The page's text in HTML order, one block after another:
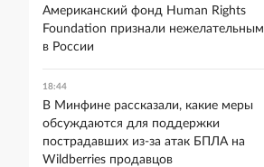
Американский фонд Human Rights
Foundation признали нежелательным
в России
18:44
В Минфине рассказали, какие меры
обсуждаются для поддержки
пострадавших из-за атак БПЛА на
Wildberries продавцов